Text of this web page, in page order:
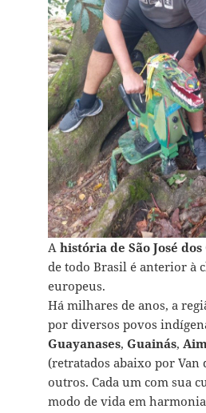
A história de São José dos
de todo Brasil é anterior à
europeus.
Há milhares de anos, a
por diversos povos
Guayanases, Guainás,
(retratados abaixo por Van
outros. Cada um com sua
modo de vida em